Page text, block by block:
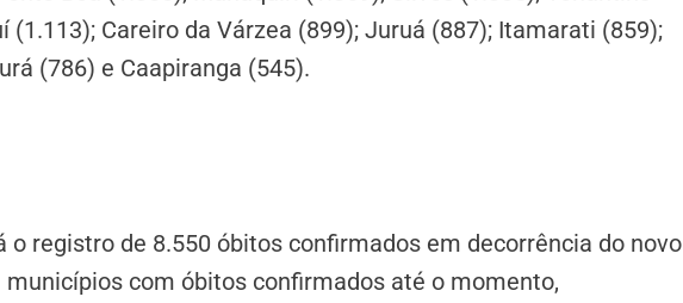
(1.113); Careiro da Várzea (899); Juruá (887); Itamarati (859);
(786) e Caapiranga (545).
o registro de 8.550 óbitos confirmados em decorrência do novo
municípios com óbitos confirmados até o momento,